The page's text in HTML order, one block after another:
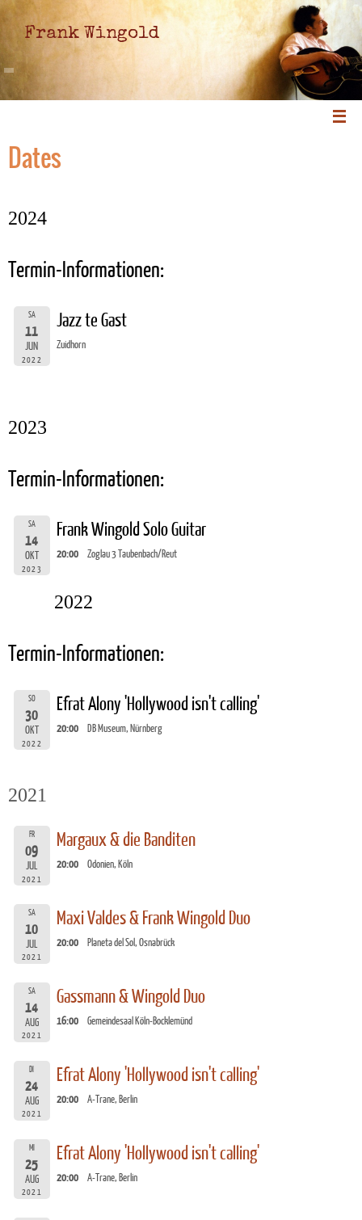
Frank Wingold
Dates
2024
Termin-Informationen:
SA
11
JUN
2022
Jazz te Gast
Zuidhorn
2023
Termin-Informationen:
SA
14
OKT
2023
Frank Wingold Solo Guitar
20:00 Zoglau 3 Taubenbach/Reut
2022
Termin-Informationen:
SO
30
OKT
2022
Efrat Alony 'Hollywood isn't calling'
20:00 DB Museum, Nürnberg
2021
FR
09
JUL
2021
Margaux & die Banditen
20:00 Odonien, Köln
SA
10
JUL
2021
Maxi Valdes & Frank Wingold Duo
20:00 Planeta del Sol, Osnabrück
SA
14
AUG
2021
Gassmann & Wingold Duo
16:00 Gemeindesaal Köln-Bocklemünd
DI
24
AUG
2021
Efrat Alony 'Hollywood isn't calling'
20:00 A-Trane, Berlin
MI
25
AUG
2021
Efrat Alony 'Hollywood isn't calling'
20:00 A-Trane, Berlin